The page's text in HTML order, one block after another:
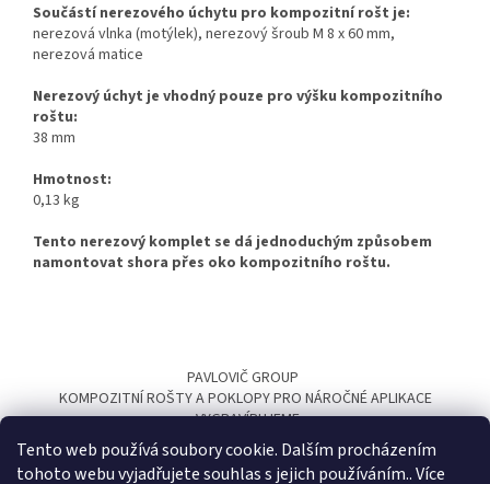
Tento web používá soubory cookie. Dalším procházením
tohoto webu vyjadřujete souhlas s jejich používáním.. Více
Součástí nerezového úchytu pro kompozitní rošt je:
nerezová vlnka (motýlek), nerezový šroub M 8 x 60 mm,
nerezová matice
Nerezový úchyt je vhodný pouze pro výšku kompozitního
roštu:
38 mm
Hmotnost:
0,13 kg
Tento nerezový komplet se dá jednoduchým způsobem
namontovat shora přes oko kompozitního roštu.
a
PAVLOVIČ GROUP
KOMPOZITNÍ ROŠTY A POKLOPY PRO NÁROČNÉ APLIKACE
VYGRAVÍRUJEME